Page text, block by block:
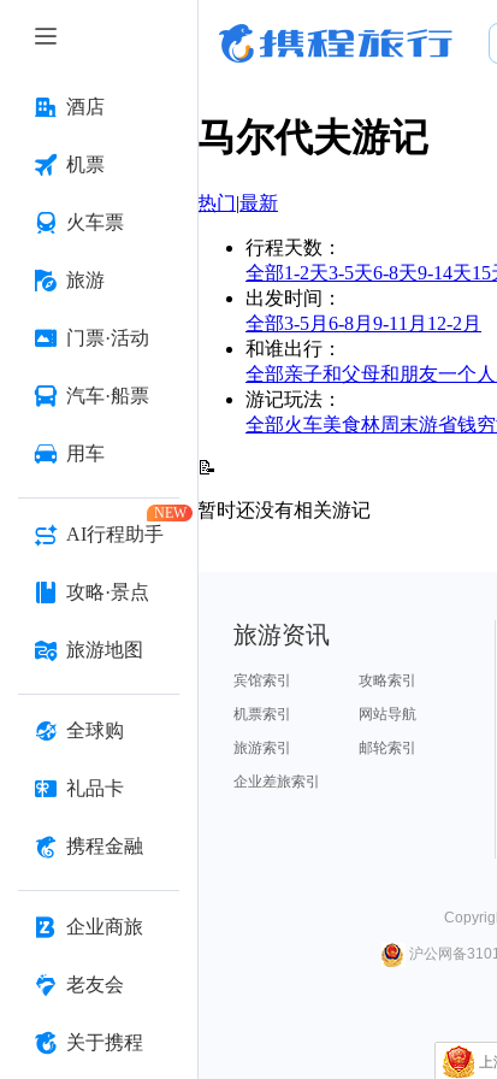
酒店
机票
火车票
旅游
门票·活动
汽车·船票
用车
AI行程助手
NEW
攻略·景点
旅游地图
全球购
礼品卡
携程金融
企业商旅
老友会
关于携程
马尔代夫游记
热门|最新
行程天数 ：
全部1-2天3-5天6-8天9-14天15
出发时间 ：
全部3-5月 6-8月 9-11月 12-2月
和谁出行 ：
全部亲子和父母和朋友一个人
游记玩法 ：
全部火车美食林周末游省钱
📝
暂时还没有相关游记
旅游资讯
宾馆索引
攻略索引
机票索引
网站导航
旅游索引
邮轮索引
企业差旅索引
沪公网备
上